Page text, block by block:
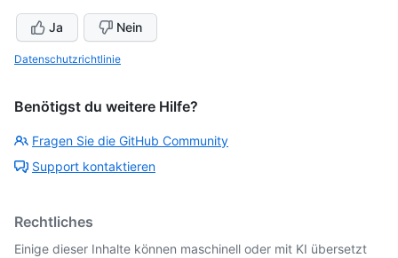
Ja Nein
Datenschutzrichtlinie
Benötigst du weitere Hilfe?
Fragen Sie die GitHub Community
Support kontaktieren
Rechtliches
Einige dieser Inhalte können maschinell oder mit KI übersetzt